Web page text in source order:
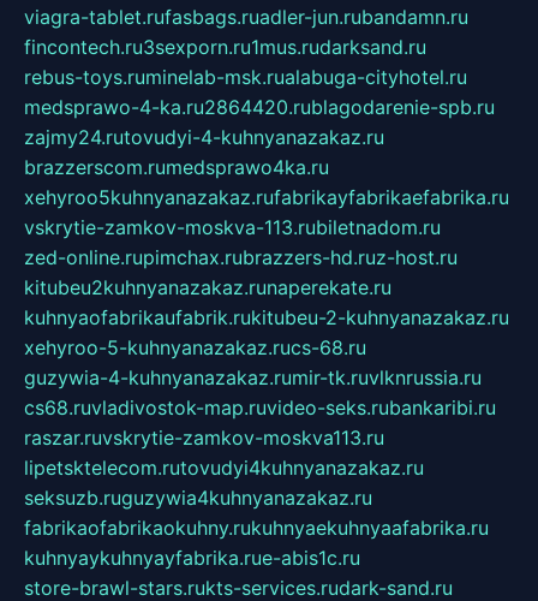
viagra-tablet.rufasbags.ruadler-jun.rubandamn.ru
fincontech.ru3sexporn.ru1mus.rudarksand.ru
rebus-toys.ruminelab-msk.rualabuga-cityhotel.ru
medsprawo-4-ka.ru2864420.rublagodarenie-spb.ru
zajmy24.rutovudyi-4-kuhnyanazakaz.ru
brazzerscom.rumedsprawo4ka.ru
xehyroo5kuhnyanazakaz.rufabrikayfabrikaefabrika.ru
vskrytie-zamkov-moskva-113.rubiletnadom.ru
zed-online.rupimchax.rubrazzers-hd.ruz-host.ru
kitubeu2kuhnyanazakaz.runaperekate.ru
kuhnyaofabrikaufabrik.rukitubeu-2-kuhnyanazakaz.ru
xehyroo-5-kuhnyanazakaz.rucs-68.ru
guzywia-4-kuhnyanazakaz.rumir-tk.ruvlknrussia.ru
cs68.ruvladivostok-map.ruvideo-seks.rubankaribi.ru
raszar.ruvskrytie-zamkov-moskva113.ru
lipetsktelecom.rutovudyi4kuhnyanazakaz.ru
seksuzb.ruguzywia4kuhnyanazakaz.ru
fabrikaofabrikaokuhny.rukuhnyaekuhnyaafabrika.ru
kuhnyaykuhnyayfabrika.rue-abis1c.ru
store-brawl-stars.rukts-services.rudark-sand.ru